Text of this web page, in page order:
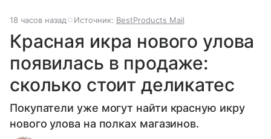
18 часов назад Источник: BestProducts Mail
Красная икра нового улова
появилась в продаже:
сколько стоит деликатес
Покупатели уже могут найти красную икру
нового улова на полках магазинов.